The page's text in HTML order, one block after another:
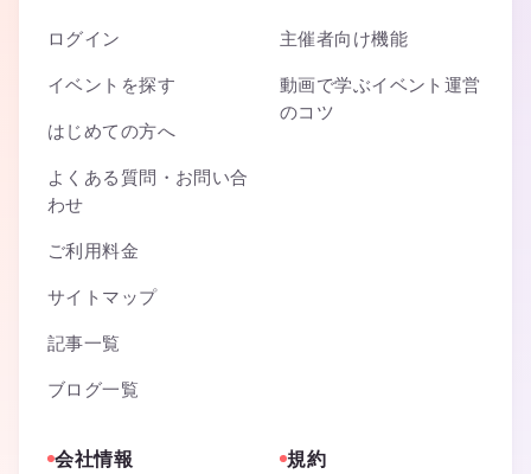
ログイン
イベントを探す
はじめての方へ
よくある質問・お問い合
わせ
ご利用料金
サイトマップ
記事一覧
ブログ一覧
主催者向け機能
動画で学ぶイベント運営
のコツ
会社情報 規約